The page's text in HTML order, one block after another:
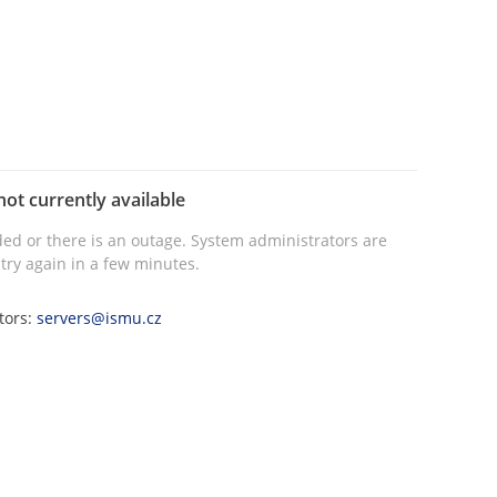
currently available
or there is an outage. System administrators are
again in a few minutes.
servers@ismu.cz